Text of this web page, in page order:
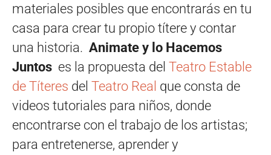
materiales posibles que encontrarás en tu
casa para crear tu propio títere y contar
una historia. Animate y lo Hacemos
Juntos es la propuesta del Teatro Estable
de Títeres del Teatro Real que consta de
videos tutoriales para niños, donde
encontrarse con el trabajo de los artistas;
para entretenerse, aprender y